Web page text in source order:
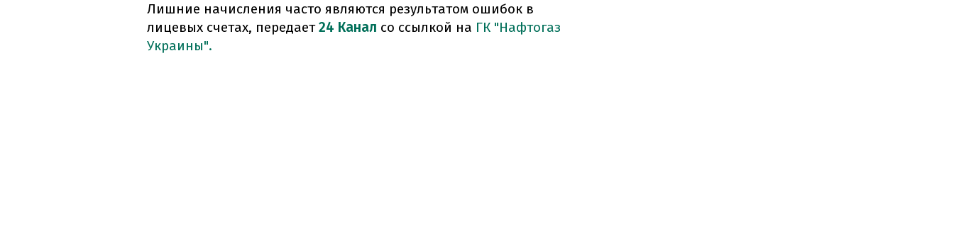
Лишние начисления часто являются результатом ошибок в
лицевых счетах, передает24 Канал со ссылкой на ГК "Нафтогаз
Украины".